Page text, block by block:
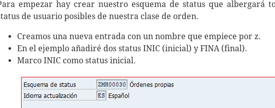
empezar hay crear nuestro esquema de status que albergará
de usuario posibles de nuestra clase de orden.
Creamos una nueva entrada con un nombre que empiece por z.
En el ejemplo añadiré dos status INIC (inicial) y FINA (final).
Marco INIC como status inicial.